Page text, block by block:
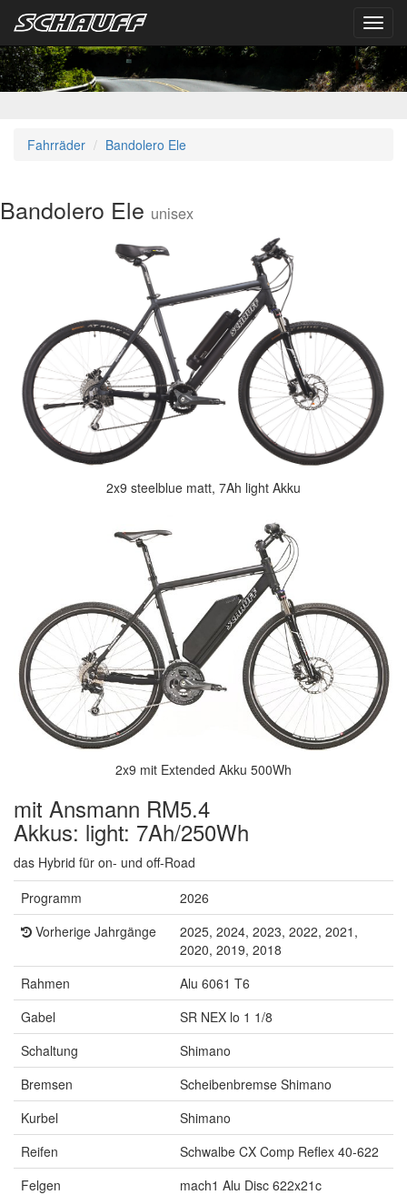
Fahrräder Bandolero Ele
Bandolero Ele unisex
2x9 steelblue matt, 7Ah light Akku
2x9 mit Extended Akku 500Wh
mit Ansmann RM5.4
Akkus: light: 7Ah/250Wh
das Hybrid für on- und off-Road
Programm
2026
Vorherige Jahrgänge
2025, 2024, 2023, 2022, 2021,
2020, 2019, 2018
Rahmen
Alu 6061 T6
Gabel
SR NEX lo 1 1/8
Schaltung
Shimano
Bremsen
Scheibenbremse Shimano
Kurbel
Shimano
Reifen
Schwalbe CX Comp Reflex 40-622
Felgen
mach1 Alu Disc 622x21c